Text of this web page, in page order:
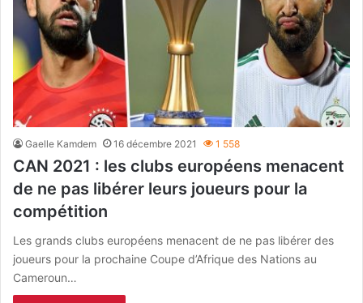
Gaelle Kamdem 16 décembre 2021 1 558
CAN 2021 : les clubs européens menacent
de ne pas libérer leurs joueurs pour la
compétition
Les grands clubs européens menacent de ne pas libérer des
joueurs pour la prochaine Coupe d’Afrique des Nations au
Cameroun…